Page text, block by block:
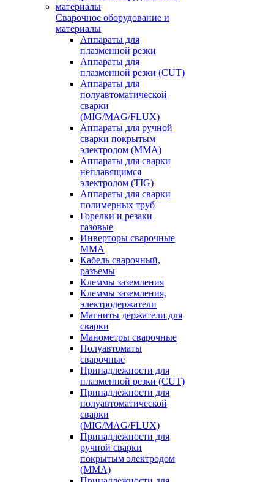
Сварочное оборудование и
материалы
Аппараты для
плазменной резки
Аппараты для
плазменной резки (CUT)
Аппараты для
полуавтоматической
сварки
(MIG/MAG/FLUX)
Аппараты для ручной
сварки покрытым
электродом (MMA)
Аппараты для сварки
неплавящимся
электродом (TIG)
Аппараты для сварки
полимерных труб
Горелки и резаки
газовые
Инверторы сварочные
ММА
Кабель сварочный,
разъемы
Клеммы заземления
Клеммы заземления,
электродержатели
Магниты держатели для
сварки
Манометры сварочные
Полуавтоматы
сварочные
Принадлежности для
плазменной резки (CUT)
Принадлежности для
полуавтоматической
сварки
(MIG/MAG/FLUX)
Принадлежности для
ручной сварки
покрытым электродом
(MMA)